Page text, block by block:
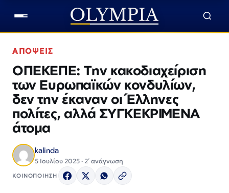
ΑΠΟΨΕΙΣ
ΟΠΕΚΕΠΕ: Την κακοδιαχείριση
των Ευρωπαϊκών κονδυλίων,
δεν την έκαναν οι Έλληνες
πολίτες, αλλά ΣΥΓΚΕΚΡΙΜΕΝΑ
άτομα
kalinda
5 Ιουλίου 2025 · 2΄ ανάγνωση
ΚΟΙΝΟΠΟΙΗΣΗ